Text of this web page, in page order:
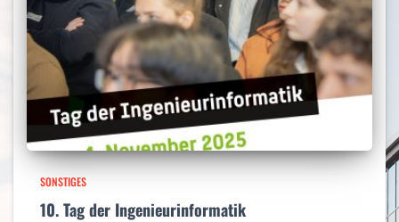
SONSTIGES
10. Tag der Ingenieurinformatik